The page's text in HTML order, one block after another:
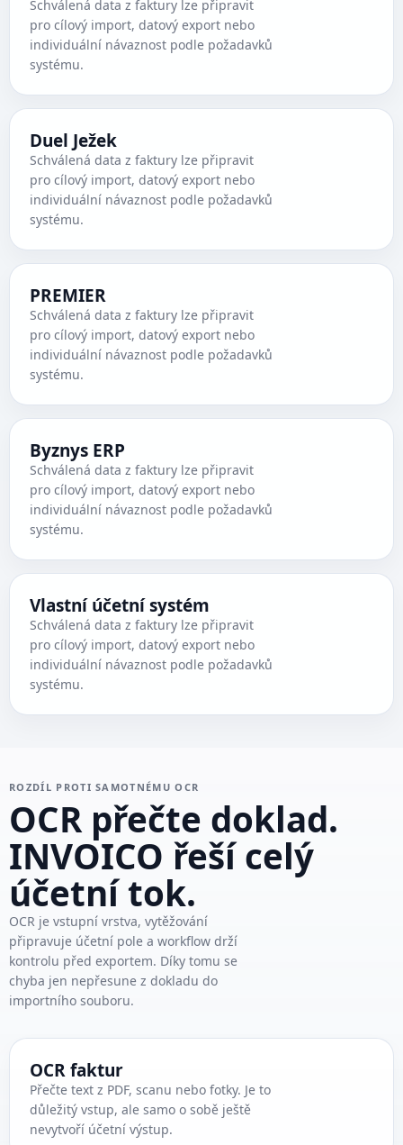
Schválená data z faktury lze připravit
pro cílový import, datový export nebo
individuální návaznost podle požadavků
systému.
Duel Ježek
Schválená data z faktury lze připravit
pro cílový import, datový export nebo
individuální návaznost podle požadavků
systému.
PREMIER
Schválená data z faktury lze připravit
pro cílový import, datový export nebo
individuální návaznost podle požadavků
systému.
Byznys ERP
Schválená data z faktury lze připravit
pro cílový import, datový export nebo
individuální návaznost podle požadavků
systému.
Vlastní účetní systém
Schválená data z faktury lze připravit
pro cílový import, datový export nebo
individuální návaznost podle požadavků
systému.
ROZDÍL PROTI SAMOTNÉMU OCR
OCR přečte doklad.
INVOICO řeší celý
účetní tok.
OCR je vstupní vrstva, vytěžování
připravuje účetní pole a workflow drží
kontrolu před exportem. Díky tomu se
chyba jen nepřesune z dokladu do
importního souboru.
OCR faktur
Přečte text z PDF, scanu nebo fotky. Je to
důležitý vstup, ale samo o sobě ještě
nevytvoří účetní výstup.